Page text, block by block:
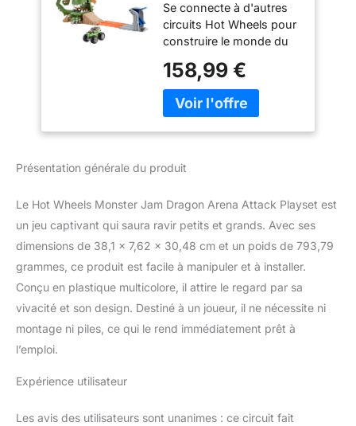
Attack Playset
Se connecte à d'autres
circuits Hot Wheels pour
construire le monde du
l'échelle 64 Contenu : 1
pièce Attention : le
dragon peut hacher à
158,99 €
Présentation générale du produit
Le Hot Wheels Monster Jam Dragon Arena Attack Playset est
un jeu captivant qui saura ravir petits et grands. Avec ses
dimensions de 38,1 x 7,62 x 30,48 cm et un poids de 793,79
grammes, ce produit est facile à manipuler et à installer.
Conçu en plastique multicolore, il attire le regard par sa
vivacité et son design. Destiné à un joueur, il ne nécessite ni
montage ni piles, ce qui le rend immédiatement prêt à
l’emploi.
Expérience utilisateur
Les avis des utilisateurs sont unanimes : ce circuit fait